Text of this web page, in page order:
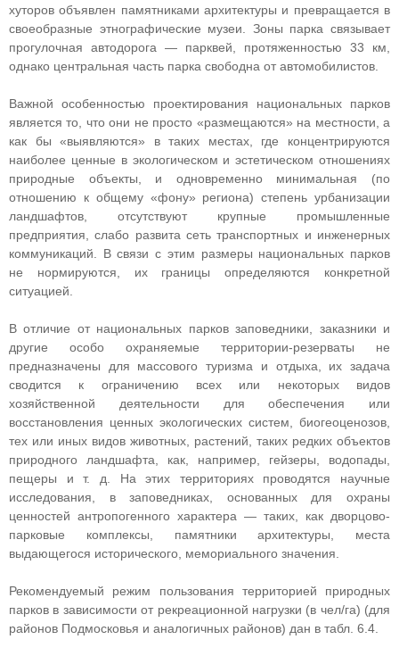
хуторов объявлен памятниками архитектуры и превращается в
своеобразные этнографические музеи. Зоны парка связывает
прогулочная автодорога — парквей, протяженностью 33 км,
однако центральная часть парка свободна от автомобилистов.
Важной особенностью проектирования национальных парков
является то, что они не просто «размещаются» на местности, а
как бы «выявляются» в таких местах, где концентрируются
наиболее ценные в экологическом и эстетическом отношениях
природные объекты, и одновременно минимальная (по
отношению к общему «фону» региона) степень урбанизации
ландшафтов, отсутствуют крупные промышленные
предприятия, слабо развита сеть транспортных и инженерных
коммуникаций. В связи с этим размеры национальных парков
не нормируются, их границы определяются конкретной
ситуацией.
В отличие от национальных парков заповедники, заказники и
другие особо охраняемые территории-резерваты не
предназначены для массового туризма и отдыха, их задача
сводится к ограничению всех или некоторых видов
хозяйственной деятельности для обеспечения или
восстановления ценных экологических систем, биогеоценозов,
тех или иных видов животных, растений, таких редких объектов
природного ландшафта, как, например, гейзеры, водопады,
пещеры и т. д. На этих территориях проводятся научные
исследования, в заповедниках, основанных для охраны
ценностей антропогенного характера — таких, как дворцово-
парковые комплексы, памятники архитектуры, места
выдающегося исторического, мемориального значения.
Рекомендуемый режим пользования территорией природных
парков в зависимости от рекреационной нагрузки (в чел/га) (для
районов Подмосковья и аналогичных районов) дан в табл. 6.4.